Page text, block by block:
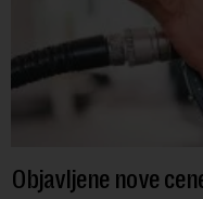
Objavljene nove